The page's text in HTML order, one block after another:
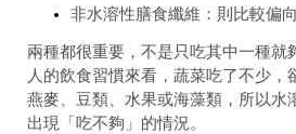
非水溶性膳食纖維： 則比較偏
兩種都很重要，不是只吃其中一種就
人的飲食習慣來看，蔬菜吃了不少，
燕麥、豆類、水果或海藻類，所以水
出現「吃不夠」的情況。